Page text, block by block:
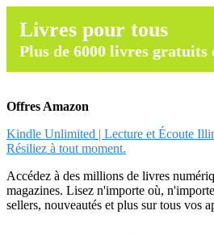
Livres pour tous
Plus de 6000 livres gratuits
Offres Amazon
Kindle Unlimited | Lecture et Écoute
Résiliez à tout moment.
Accédez à des millions de livres
magazines. Lisez n'importe où,
sellers, nouveautés et plus sur tous vos